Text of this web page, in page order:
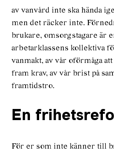
av vanvård inte ska hända
men det räcker inte.
brukare, omsorgstagare är
arbetarklassens kollektiva
vanmakt, av vår oförmåga
fram krav, av vår brist på
framtidstro.
En
För er som inte känner till